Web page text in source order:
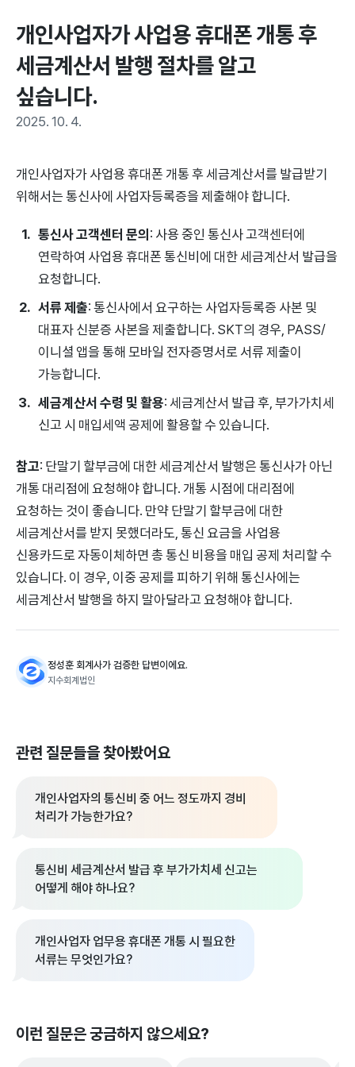
개인사업자가 사업용 휴대폰 개통 후
세금계산서 발행 절차를 알고
싶습니다.
2025. 10. 4.
개인사업자가 사업용 휴대폰 개통 후 세금계산서를 발급받기
위해서는 통신사에 사업자등록증을 제출해야 합니다.
통신사 고객센터 문의: 사용 중인 통신사 고객센터에
연락하여 사업용 휴대폰 통신비에 대한 세금계산서 발급을
요청합니다.
서류 제출: 통신사에서 요구하는 사업자등록증 사본 및
대표자 신분증 사본을 제출합니다. SKT의 경우, PASS/
이니셜 앱을 통해 모바일 전자증명서로 서류 제출이
가능합니다.
세금계산서 수령 및 활용: 세금계산서 발급 후, 부가가치세
신고 시 매입세액 공제에 활용할 수 있습니다.
참고: 단말기 할부금에 대한 세금계산서 발행은 통신사가 아닌
개통 대리점에 요청해야 합니다. 개통 시점에 대리점에
요청하는 것이 좋습니다. 만약 단말기 할부금에 대한
세금계산서를 받지 못했더라도, 통신 요금을 사업용
신용카드로 자동이체하면 총 통신 비용을 매입 공제 처리할 수
있습니다. 이 경우, 이중 공제를 피하기 위해 통신사에는
세금계산서 발행을 하지 말아달라고 요청해야 합니다.
정성훈 회계사가 검증한 답변이에요.
지수회계법인
관련 질문들을 찾아봤어요
개인사업자의 통신비 중 어느 정도까지 경비
처리가 가능한가요?
통신비 세금계산서 발급 후 부가가치세 신고는
어떻게 해야 하나요?
개인사업자 업무용 휴대폰 개통 시 필요한
서류는 무엇인가요?
이런 질문은 궁금하지 않으세요?